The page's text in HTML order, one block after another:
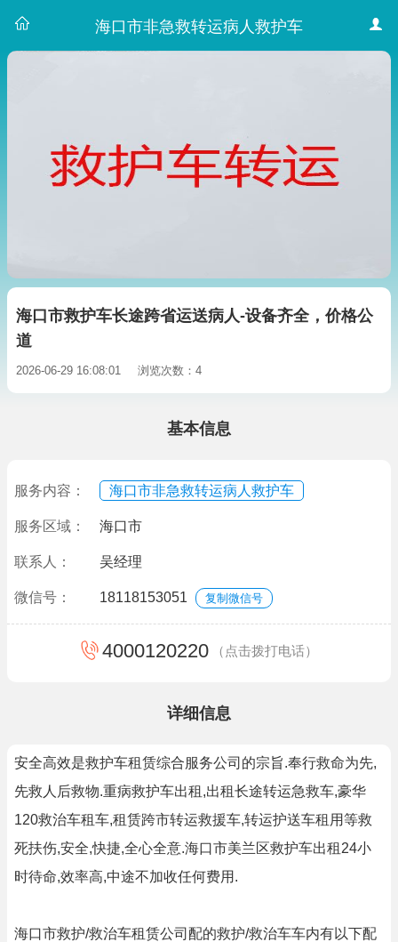
海口市非急救转运病人救护车
海口市救护车长途跨省运送病人-设备齐全，价格公
道
2026-06-29 16:08:01 浏览次数：4
基本信息
服务内容： 海口市非急救转运病人救护车
服务区域： 海口市
联系人： 吴经理
微信号： 18118153051 复制微信号
4000120220 （点击拨打电话）
详细信息
安全高效是救护车租赁综合服务公司的宗旨.奉行救命为先,
先救人后救物.重病救护车出租,出租长途转运急救车,豪华
120救治车租车,租赁跨市转运救援车,转运护送车租用等救
死扶伤,安全,快捷,全心全意.海口市美兰区救护车出租24小
时待命,效率高,中途不加收任何费用.
海口市救护/救治车租赁公司配的救护/救治车车内有以下配